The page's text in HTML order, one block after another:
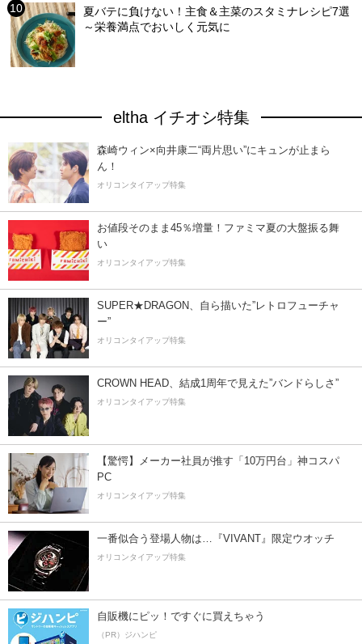
夏バテに負けない！主食＆主菜のスタミナレシピ7選
～栄養満点でおいしく元気に
eltha イチオシ特集
森崎ウィン×向井康二“両片思い”にキュンが止まら
ん！
オリコンタイアップ特集
お値段そのまま45％増量！ファミマ夏の大盤振る舞
い
オリコンタイアップ特集
SUPER★DRAGON、自ら描いた”レトロフューチャ
ー”
オリコンタイアップ特集
CROWN HEAD、結成1周年で見えた”バンドらしさ”
オリコンタイアップ特集
【驚愕】メーカー社員が推す「10万円台」神コスパ
PC
オリコンタイアップ特集
一番似合う登場人物は…『VIVANT』限定ウオッチ
オリコンタイアップ特集
自販機にピッ！ですぐに買えちゃう
（PR）ジハンピ